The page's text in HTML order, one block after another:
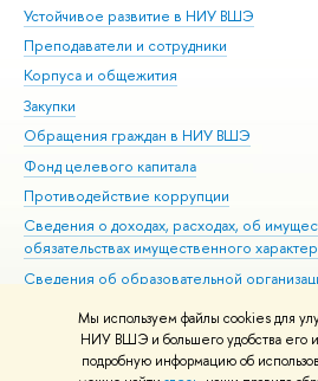
Мы используем файлы cookies для
НИУ ВШЭ и большего удобства его
подробную информацию об
Устойчивое развитие в НИУ ВШЭ
Преподаватели и сотрудники
Корпуса и общежития
Закупки
Обращения граждан в НИУ ВШЭ
Фонд целевого капитала
Противодействие коррупции
Сведения о доходах, расходах, об
обязательствах имущественного
Сведения об образовательной
Людям с ограниченными возможностями
Единая платежная страница
Работа в Вышке